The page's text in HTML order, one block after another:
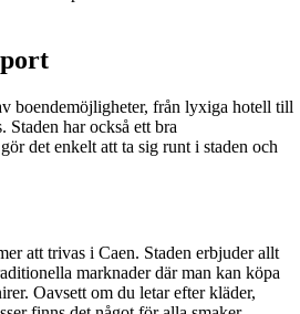
boendemöjligheter, från lyxiga hotell till
Staden har också ett bra
det enkelt att ta sig runt i staden och
att trivas i Caen. Staden erbjuder allt
marknader där man kan köpa
Oavsett om du letar efter kläder,